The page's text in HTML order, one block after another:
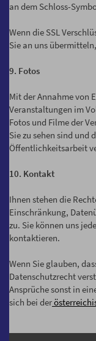
an dem Schloss-
Wenn die SSL
Sie an uns
9. Fotos
Mit der Annahme von
Veranstaltungen im
Fotos und Filme der
Sie zu sehen sind und
Öffentlichkeitsarbeit
10. Kontakt
Ihnen stehen die
Einschränkung,
zu. Sie können uns
kontaktieren.
Wenn Sie glauben,
Datenschutzrecht
Ansprüche sonst in
sich bei der